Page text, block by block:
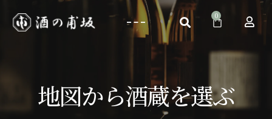
地図から酒蔵を選ぶ